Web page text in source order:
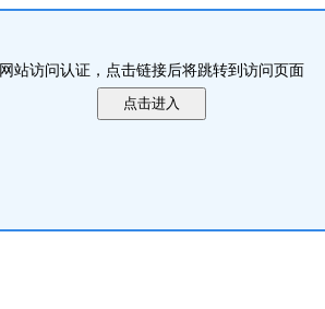
网站访问认证，点击链接后将跳转到访问页面